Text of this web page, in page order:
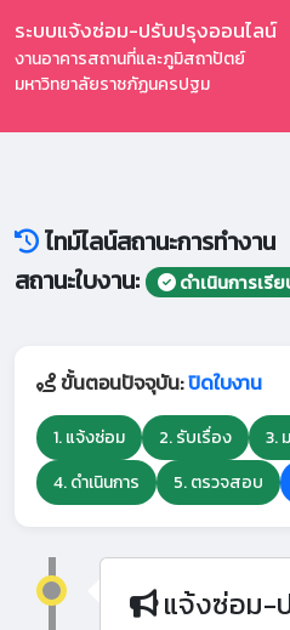
ระบบแจ้งซ่อม-ปรับปรุงออนไลน์
งานอาคารสถานที่และภูมิสถาปัตย์
มหาวิทยาลัยราชภัฏนครปฐม
ไทม์ไลน์สถานะการทำงาน
สถานะใบงาน:
ดำเนินการเรี
ขั้นตอนปัจจุบัน:ปิดใบงาน
1. แจ้งซ่อม 2. รับเรื่อง
3.
4. ดำเนินการ
5. ตรวจสอบ
แจ้งซ่อม-